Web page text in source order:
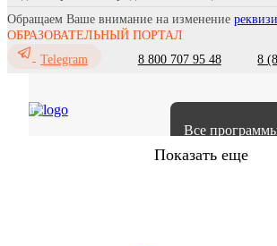
Обращаем Ваше внимание на изменение
ОБРАЗОВАТЕЛЬНЫЙ ПОРТАЛ
Telegram
8 800 707 95 48 8
Все
Показать еще